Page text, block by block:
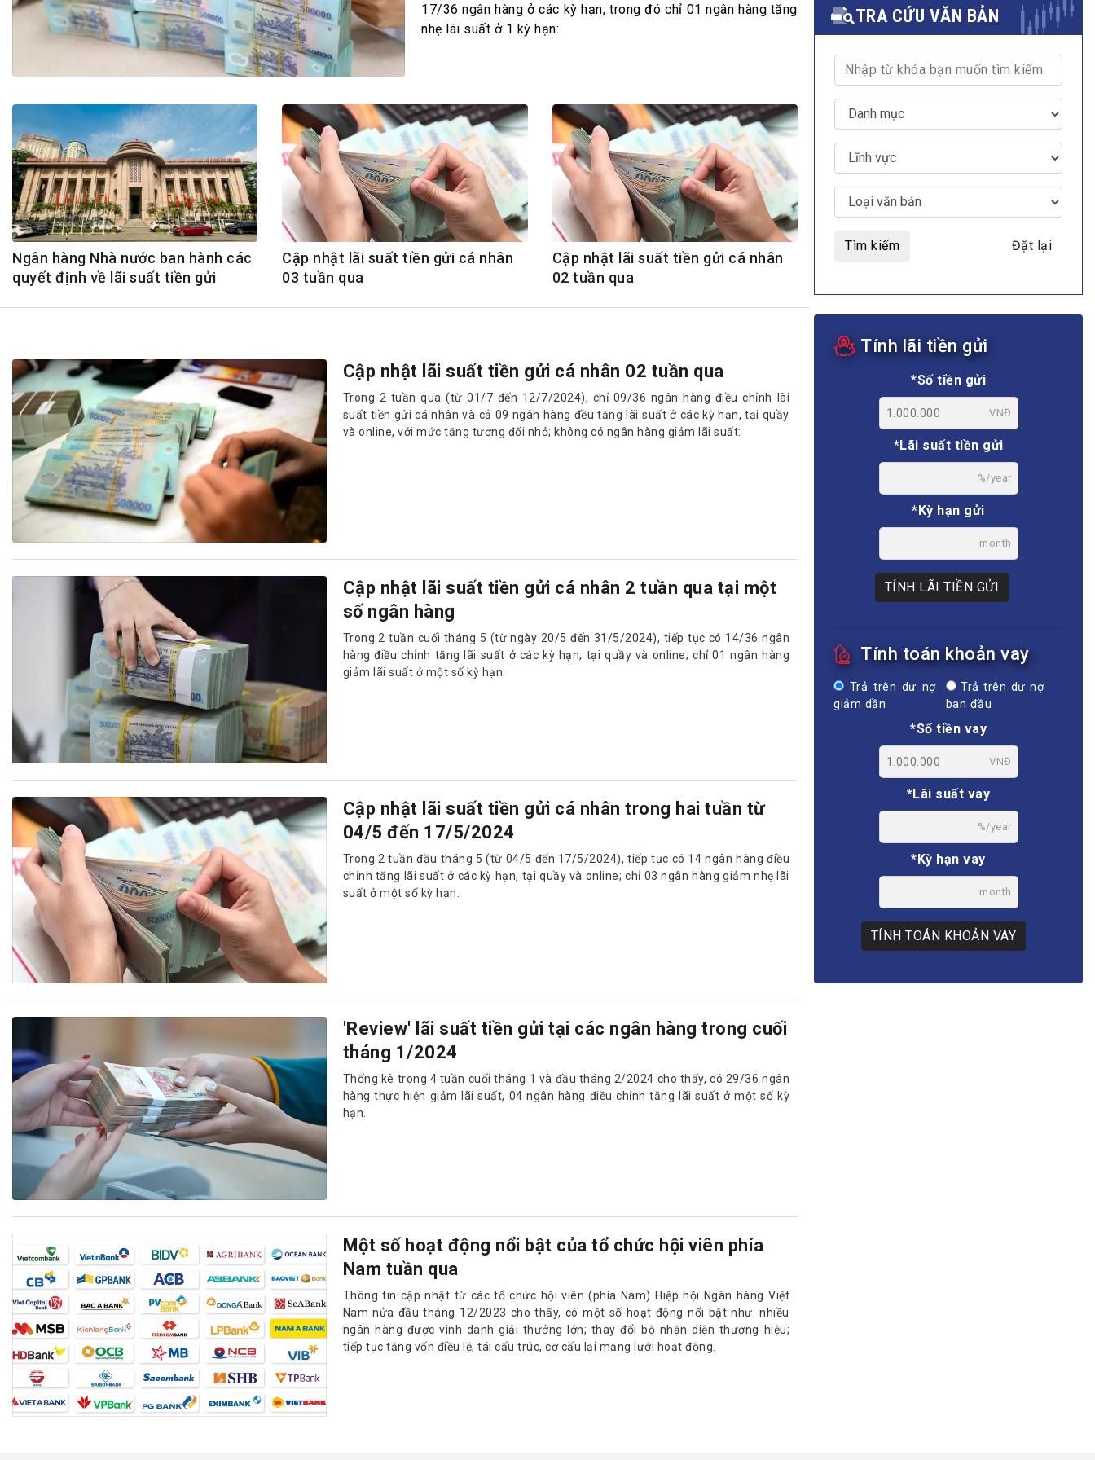
Bộ Chuẩn mực Đạo đức nghề nghiệp
Đối tác
Đấu giá tài sản
Thanh toán –Thẻ
Nhà quản trị
Cơ hội việc làm
GÓP Ý CHÍNH SÁCH
Dự thảo luật
Tư vấn – Hỏi đáp
Tra cứu văn bản
ĐẤU GIÁ TÀI SẢN TUYỂN DỤNG
MULTIMEDIA
Video
E-magazines
17/36 ngân hàng ở các kỳ hạn, trong đó chỉ 01 ngân hàng tăng
nhẹ lãi suất ở 1 kỳ hạn:
Ngân hàng Nhà nước ban hành các
quyết định về lãi suất tiền gửi
Cập nhật lãi suất tiền gửi cá nhân
03 tuần qua
Cập nhật lãi suất tiền gửi cá nhân
02 tuần qua
Cập nhật lãi suất tiền gửi cá nhân 02 tuần qua
Trong 2 tuần qua (từ 01/7 đến 12/7/2024), chỉ 09/36 ngân hàng điều chỉnh lãi
suất tiền gửi cá nhân và cả 09 ngân hàng đều tăng lãi suất ở các kỳ hạn, tại quầy
và online, với mức tăng tương đối nhỏ; không có ngân hàng giảm lãi suất:
Cập nhật lãi suất tiền gửi cá nhân 2 tuần qua tại một
số ngân hàng
Trong 2 tuần cuối tháng 5 (từ ngày 20/5 đến 31/5/2024), tiếp tục có 14/36 ngân
hàng điều chỉnh tăng lãi suất ở các kỳ hạn, tại quầy và online; chỉ 01 ngân hàng
giảm lãi suất ở một số kỳ hạn.
Cập nhật lãi suất tiền gửi cá nhân trong hai tuần từ
04/5 đến 17/5/2024
Trong 2 tuần đầu tháng 5 (từ 04/5 đến 17/5/2024), tiếp tục có 14 ngân hàng điều
chỉnh tăng lãi suất ở các kỳ hạn, tại quầy và online; chỉ 03 ngân hàng giảm nhẹ lãi
suất ở một số kỳ hạn.
'Review' lãi suất tiền gửi tại các ngân hàng trong cuối
tháng 1/2024
Thống kê trong 4 tuần cuối tháng 1 và đầu tháng 2/2024 cho thấy, có 29/36 ngân
hàng thực hiện giảm lãi suất, 04 ngân hàng điều chỉnh tăng lãi suất ở một số kỳ
hạn.
Một số hoạt động nổi bật của tổ chức hội viên phía
Nam tuần qua
Thông tin cập nhật từ các tổ chức hội viên (phía Nam) Hiệp hội Ngân hàng Việt
Nam nửa đầu tháng 12/2023 cho thấy, có một số hoạt động nổi bật như: nhiều
ngân hàng được vinh danh giải thưởng lớn; thay đổi bộ nhận diện thương hiệu;
tiếp tục tăng vốn điều lệ; tái cấu trúc, cơ cấu lại mạng lưới hoạt động.
TRA CỨU VĂN BẢN
Tìm kiếm Đặt lại
Tính lãi tiền gửi
*Số tiền gửi
VNĐ
*Lãi suất tiền gửi
%/year
*Kỳ hạn gửi
month
TÍNH LÃI TIỀN GỬI
Tính toán khoản vay
Trả trên dư nợ
giảm dần
Trả trên dư nợ
ban đầu
*Số tiền vay
VNĐ
*Lãi suất vay
%/year
*Kỳ hạn vay
month
TÍNH TOÁN KHOẢN VAY